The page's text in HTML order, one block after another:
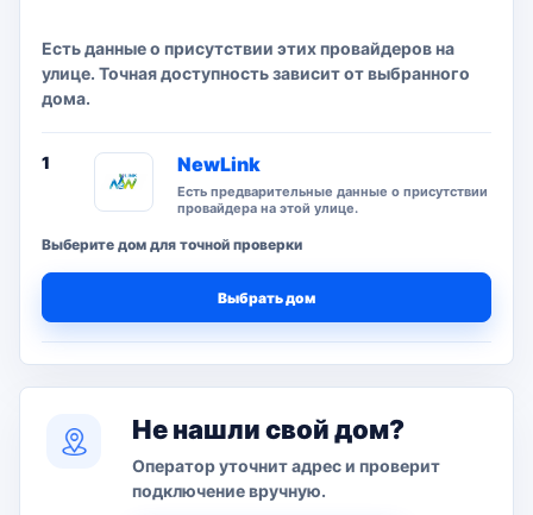
Есть данные о присутствии этих провайдеров на
улице. Точная доступность зависит от выбранного
дома.
1 NewLink
Есть предварительные данные о присутствии
провайдера на этой улице.
Выберите дом для точной проверки
Выбрать дом
Не нашли свой дом?
Оператор уточнит адрес и проверит
подключение вручную.